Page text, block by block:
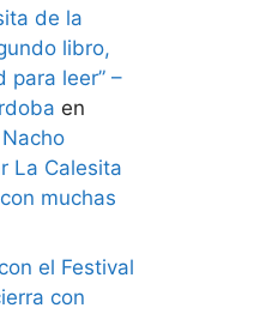
de la
libro,
para leer” –
en
La Calesita
muchas
el Festival
con